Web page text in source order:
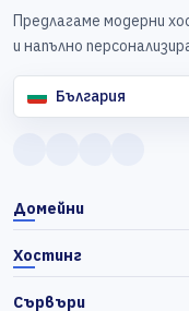
Предлагаме модерни
и напълно
България
Домейни
Хостинг
Сървъри